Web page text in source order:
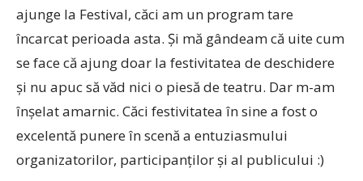
ajunge la Festival, căci am un program tare
încarcat perioada asta. Și mă gândeam că uite cum
se face că ajung doar la festivitatea de deschidere
și nu apuc să văd nici o piesă de teatru. Dar m-am
înșelat amarnic. Căci festivitatea în sine a fost o
excelentă punere în scenă a entuziasmului
organizatorilor, participanților și al publicului :)